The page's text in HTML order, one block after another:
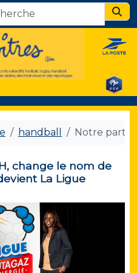
handball Notre
change le nom de
La Ligue